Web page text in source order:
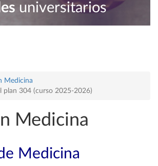
universitarios
Medicina
plan 304 (curso 2025-2026)
Medicina
Medicina